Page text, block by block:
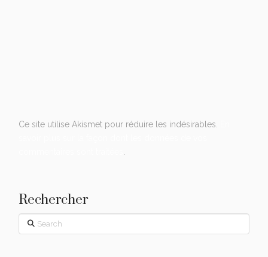
Ce site utilise Akismet pour réduire les indésirables.
Rechercher
Search